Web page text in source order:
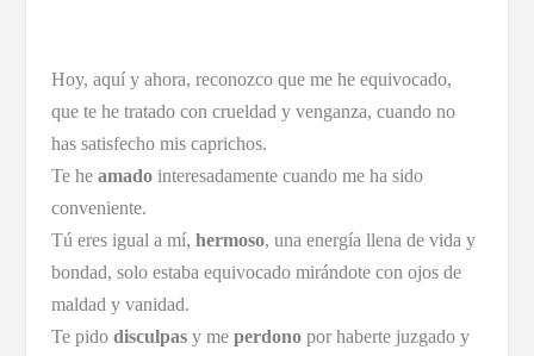
Hoy, aquí y ahora, reconozco que me he equivocado,
que te he tratado con crueldad y venganza, cuando no
has satisfecho mis caprichos.
Te he amadointeresadamente cuando me ha sido
conveniente.
Tú eres igual a mí, hermoso, una energía llena de vida y
bondad, solo estaba equivocado mirándote con ojos de
maldad y vanidad.
Te pido disculpasy me perdonopor haberte juzgado y